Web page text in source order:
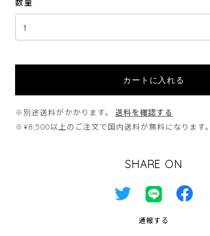
数量
カートに入れる
※別途送料がかかります。
送料を確認する
※¥8,500以上のご注文で国内送料が無料になります。
SHARE ON
通報する